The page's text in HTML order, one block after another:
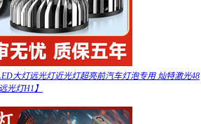
大灯远光灯近光灯超亮前汽车灯泡专用 灿特激光48
光灯H1】